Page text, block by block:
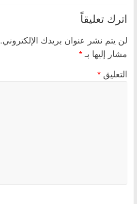
اترك تعليقاً
لن يتم نشر عنوان بريدك الإلكتروني.
مشار إليها بـ *
التعليق *